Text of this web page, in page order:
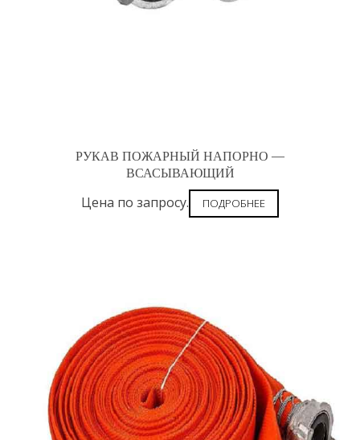
РУКАВ ПОЖАРНЫЙ НАПОРНО —
ВСАСЫВАЮЩИЙ
Цена по запросу. ПОДРОБНЕЕ